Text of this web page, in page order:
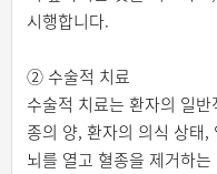
시행합니다.
② 수술적 치료
수술적 치료는 환자의 일
종의 양, 환자의 의식 상태,
뇌를 열고 혈종을 제거하